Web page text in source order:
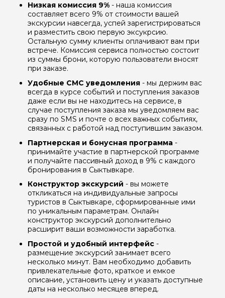
Низкая комиссия 9% - наша комиссия
составляет всего 9% от стоимости вашей
экскурсии навсегда, успей зарегистрироваться
и разместить свою первую эксукрсию.
Остальную сумму клиенты оплачивают вам при
встрече. Комиссия сервиса полностью состоит
из суммы брони, которую пользователи вносят
при заказе.
Удобные СМС уведомления - мы держим вас
всегда в курсе событий и поступления заказов
даже если вы не находитесь на сервисе, в
случае поступления заказа мы уведомляем вас
сразу по SMS и почте о всех важных событиях,
связанных с работой над поступившим заказом.
Партнерская и бонусная программа -
принимайте участие в партнерской программе
и получайте пассивный доход в 9% с каждого
бронирования в Сыктывкаре.
Конструктор экскурсий - вы можете
откликаться на индивидуальные запросы
туристов в Сыктывкаре, сформированные ими
по уникальным параметрам. Онлайн
конструктор экскурсий дополнительно
расширит ваши возможности заработка.
Простой и удобный интерфейс -
размещение экскурсий занимает всего
несколько минут. Вам необходимо добавить
привлекательные фото, краткое и емкое
описание, установить цену и указать доступные
даты на несколько месяцев вперед.